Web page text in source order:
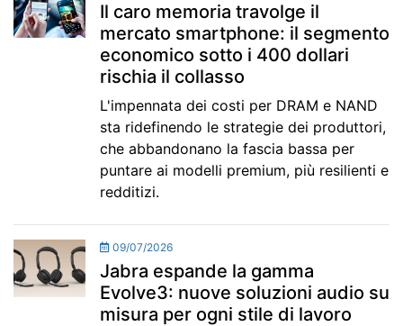
Il caro memoria travolge il
mercato smartphone: il segmento
economico sotto i 400 dollari
rischia il collasso
L'impennata dei costi per DRAM e NAND
sta ridefinendo le strategie dei produttori,
che abbandonano la fascia bassa per
puntare ai modelli premium, più resilienti e
redditizi.
09/07/2026
Jabra espande la gamma
Evolve3: nuove soluzioni audio su
misura per ogni stile di lavoro